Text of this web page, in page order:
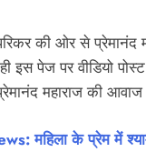
की ओर से प्रेमानंद
इस पेज पर वीडियो
प्रेमानंद महाराज की
महिला के प्रेम में